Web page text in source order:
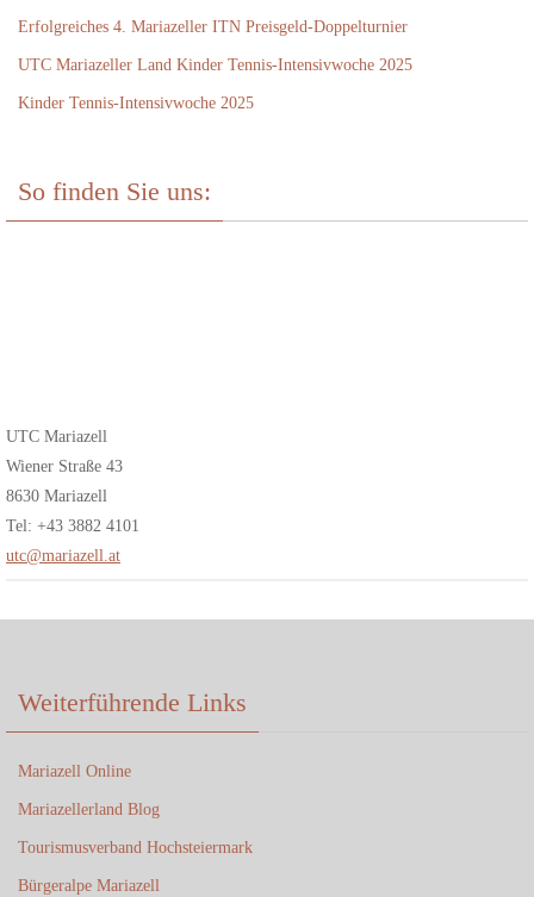
Erfolgreiches 4. Mariazeller ITN Preisgeld-Doppelturnier
UTC Mariazeller Land Kinder Tennis-Intensivwoche 2025
Kinder Tennis-Intensivwoche 2025
So finden Sie uns:
UTC Mariazell
Wiener Straße 43
8630 Mariazell
Tel: +43 3882 4101
utc@mariazell.at
Weiterführende Links
Mariazell Online
Mariazellerland Blog
Tourismusverband Hochsteiermark
Bürgeralpe Mariazell